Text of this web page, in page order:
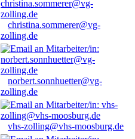
christina.sommerer@vg-
zolling.de
norbert.sonnhuetter@vg-
zolling.de
vhs-zolling@vhs-moosburg.de